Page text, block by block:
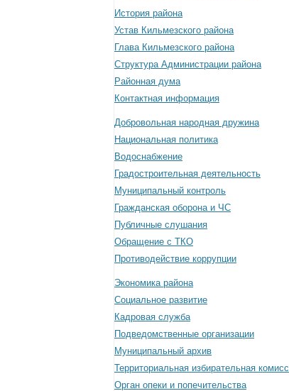
История района
Устав Кильмезского района
Глава Кильмезского района
Структура Администрации района
Районная дума
Контактная информация
Добровольная народная дружина
Национальная политика
Водоснабжение
Градостроительная деятельность
Муниципальный контроль
Гражданская оборона и ЧС
Публичные слушания
Обращение с ТКО
Противодействие коррупции
Экономика района
Социальное развитие
Кадровая служба
Подведомственные организации
Муниципальный архив
Территориальная избирательная
Орган опеки и попечительства